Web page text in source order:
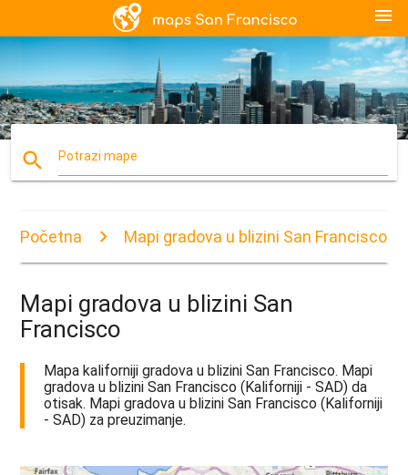
menu
search Potrazi mape
Početna Mapi gradova u blizini San Francisco
Mapi gradova u blizini San
Francisco
Mapa kaliforniji gradova u blizini San Francisco. Mapi
gradova u blizini San Francisco (Kaliforniji - SAD) da
otisak. Mapi gradova u blizini San Francisco (Kaliforniji
- SAD) za preuzimanje.